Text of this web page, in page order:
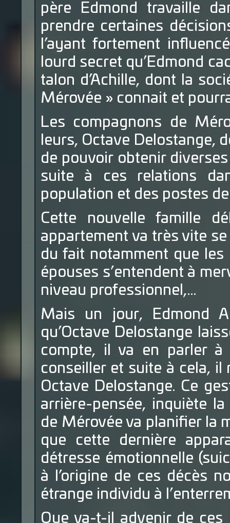
père Edmond travaille
prendre certaines
l’ayant fortement
lourd secret qu’Edmond
talon d’Achille, dont la
Mérovée » connait et
Les compagnons de
leurs, Octave Delostange,
de pouvoir obtenir
suite à ces relations
population et des postes
Cette nouvelle famille
appartement va très vite
du fait notamment que
épouses s’entendent à
niveau professionnel,…
Mais un jour, Edmond
qu’Octave Delostange
compte, il va en parler
conseiller et suite à cela,
Octave Delostange. Ce
arrière-pensée, inquiète
de Mérovée va planifier la
que cette dernière
détresse émotionnelle
à l’origine de ces décès
étrange individu à
Que va-t-il advenir de